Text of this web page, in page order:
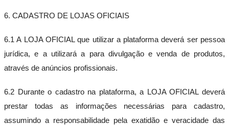
6. CADASTRO DE LOJAS OFICIAIS
6.1 A LOJA OFICIAL que utilizar a plataforma deverá ser pessoa
jurídica, e a utilizará a para divulgação e venda de produtos,
através de anúncios profissionais.
6.2 Durante o cadastro na plataforma, a LOJA OFICIAL deverá
prestar todas as informações necessárias para cadastro,
assumindo a responsabilidade pela exatidão e veracidade das